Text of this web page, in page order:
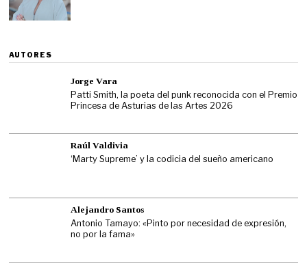
AUTORES
Jorge Vara
Patti Smith, la poeta del punk reconocida con el Premio
Princesa de Asturias de las Artes 2026
Raúl Valdivia
‘Marty Supreme’ y la codicia del sueño americano
Alejandro Santos
Antonio Tamayo: «Pinto por necesidad de expresión,
no por la fama»